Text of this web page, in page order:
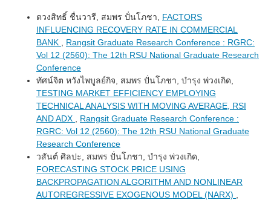
ตวงสิทธิ์ ชื่นวารี, สมพร ปั่นโภชา, FACTORS
INFLUENCING RECOVERY RATE IN COMMERCIAL
BANK
Rangsit Graduate Research Conference : RGRC:
Vol 12 (2560): The 12th RSU National Graduate Research
Conference
ทัศน์จิต หวังไพบูลย์กิจ, สมพร ปั่นโภชา, บำรุง พ่วงเกิด,
TESTING MARKET EFFICIENCY EMPLOYING
TECHNICAL ANALYSIS WITH MOVING AVERAGE, RSI
AND ADX
Rangsit Graduate Research Conference :
RGRC: Vol 12 (2560): The 12th RSU National Graduate
Research Conference
วสันต์ ศิลปะ, สมพร ปั่นโภชา, บำรุง พ่วงเกิด,
FORECASTING STOCK PRICE USING
BACKPROPAGATION ALGORITHM AND NONLINEAR
AUTOREGRESSIVE EXOGENOUS MODEL (NARX)